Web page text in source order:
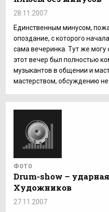
28.11.2007
Единственным минусом,
опоздание, с которого
сама вечеринка. Тут же могу
этот вечер был полностью
музыкантов в общении и
мастерством, обсуждению
ФОТО
Drum-show –
Художников
27.11.2007